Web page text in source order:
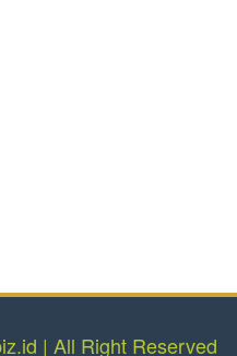
| All Right Reserved